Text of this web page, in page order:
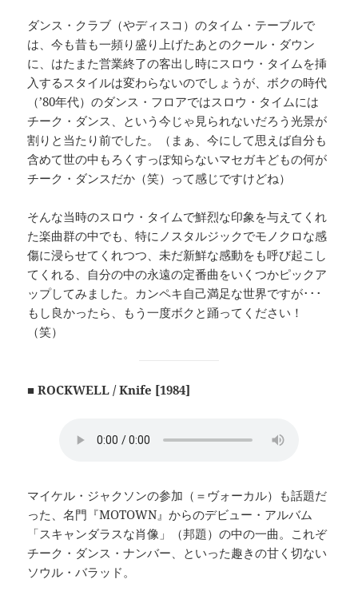
ダンス・クラブ（やディスコ）のタイム・テーブルで
は、今も昔も一頻り盛り上げたあとのクール・ダウン
に、はたまた営業終了の客出し時にスロウ・タイムを挿
入するスタイルは変わらないのでしょうが、ボクの時代
（’80年代）のダンス・フロアではスロウ・タイムには
チーク・ダンス、という今じゃ見られないだろう光景が
割りと当たり前でした。（まぁ、今にして思えば自分も
含めて世の中もろくすっぽ知らないマセガキどもの何が
チーク・ダンスだか（笑）って感じですけどね）
そんな当時のスロウ・タイムで鮮烈な印象を与えてくれ
た楽曲群の中でも、特にノスタルジックでモノクロな感
傷に浸らせてくれつつ、未だ新鮮な感動をも呼び起こし
てくれる、自分の中の永遠の定番曲をいくつかピックア
ップしてみました。カンペキ自己満足な世界ですが･･･
もし良かったら、もう一度ボクと踊ってください！
（笑）
■ ROCKWELL / Knife [1984]
マイケル・ジャクソンの参加（＝ヴォーカル）も話題だ
った、名門『MOTOWN』からのデビュー・アルバム
「スキャンダラスな肖像」（邦題）の中の一曲。これぞ
チーク・ダンス・ナンバー、といった趣きの甘く切ない
ソウル・バラッド。